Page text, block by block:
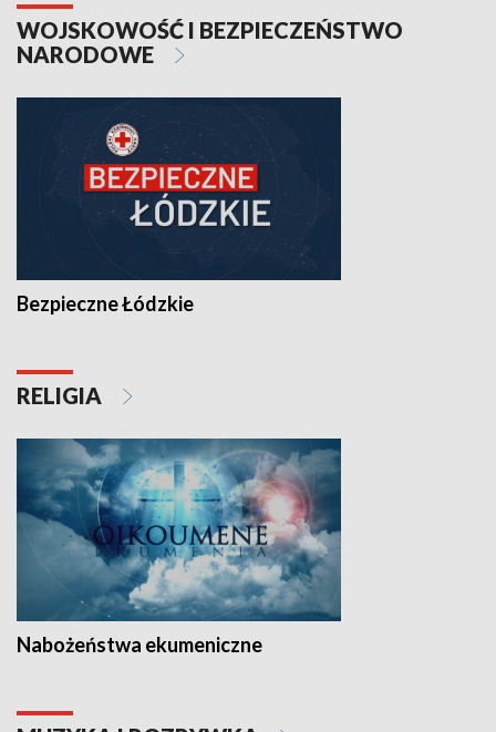
WOJSKOWOŚĆ I BEZPIECZEŃSTWO
NARODOWE
Bezpieczne Łódzkie
RELIGIA
Nabożeństwa ekumeniczne